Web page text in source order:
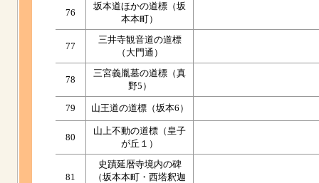
76
坂本道ほかの道標（坂
本本町）
77
三井寺観音道の道標
（大門通）
78
三宮義胤墓の道標（真
野5）
79 山王道の道標（坂本6）
80
山上不動の道標（皇子
が丘１）
81
史蹟延暦寺境内の碑
（坂本本町・西塔釈迦